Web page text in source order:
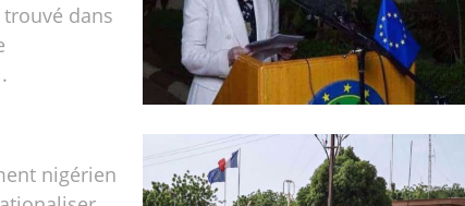
trouvé dans
nigérien